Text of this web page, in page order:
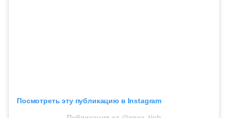
Посмотреть эту публикацию в Instagram